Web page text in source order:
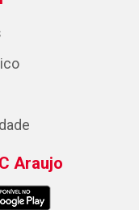
Araujo